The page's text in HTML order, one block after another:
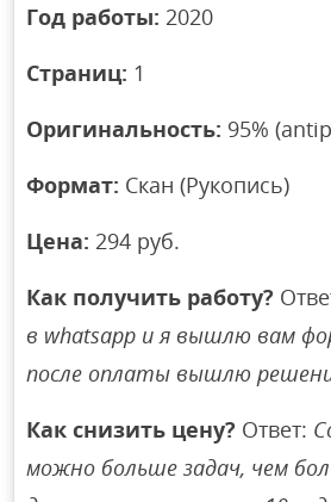
Год работы: 2020
Страниц: 1
Оригинальность: 95%
Формат: Скан (Рукопись)
Цена: 294 руб.
Как получить работу?
в whatsapp и я вышлю вам
после оплаты вышлю
Как снизить цену? Ответ:
можно больше задач, чем